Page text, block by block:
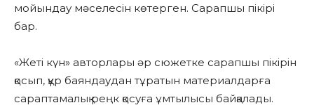
мойындау мәселесін көтерген. Сарапшы пікірі
бар.
«Жеті күн» авторлары әр сюжетке сарапшы пікірін
қосып, құр баяндаудан тұратын материалдарға
сараптамалық реңк қосуға ұмтылысы байқалады.